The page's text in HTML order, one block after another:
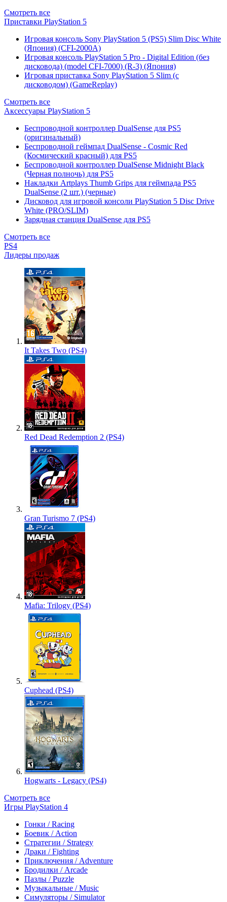
Смотреть все
Приставки PlayStation 5
Игровая консоль Sony PlayStation 5 (PS5) Slim Disc White
(Япония) (CFI-2000A)
Игровая консоль PlayStation 5 Pro - Digital Edition (без
дисковода) (model CFI-7000) (R-3) (Япония)
Игровая приставка Sony PlayStation 5 Slim (с
дисководом) (GameReplay)
Смотреть все
Аксессуары PlayStation 5
Беспроводной контроллер DualSense для PS5
(оригинальный)
Беспроводной геймпад DualSense - Cosmic Red
(Космический красный) для PS5
Беспроводной контроллер DualSense Midnight Black
(Черная полночь) для PS5
Накладки Artplays Thumb Grips для геймпада PS5
DualSense (2 шт.) (черные)
Дисковод для игровой консоли PlayStation 5 Disc Drive
White (PRO/SLIM)
Зарядная станция DualSense для PS5
Смотреть все
PS4
Лидеры продаж
It Takes Two (PS4)
Red Dead Redemption 2 (PS4)
Gran Turismo 7 (PS4)
Mafia: Trilogy (PS4)
Cuphead (PS4)
Hogwarts - Legacy (PS4)
Смотреть все
Игры PlayStation 4
Гонки / Racing
Боевик / Action
Стратегии / Strategy
Драки / Fighting
Приключения / Adventure
Бродилки / Arcade
Пазлы / Puzzle
Музыкальные / Music
Симуляторы / Simulator